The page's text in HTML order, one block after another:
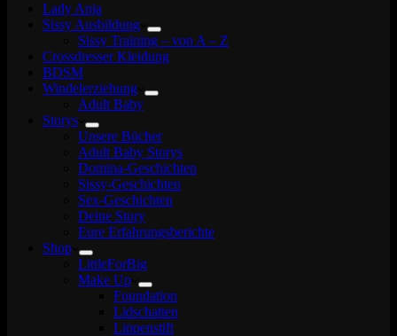
Lady Anja
Sissy Ausbildung
Sissy Training – von A – Z
Crossdresser Kleidung
BDSM
Windelerziehung
Adult Baby
Storys
Unsere Bücher
Adult Baby Storys
Domina-Geschichten
Sissy-Geschichten
Sex-Geschichten
Deine Story
Eure Erfahrungsberichte
Shop
LittleForBig
Make Up
Foundation
Lidschatten
Lippenstift